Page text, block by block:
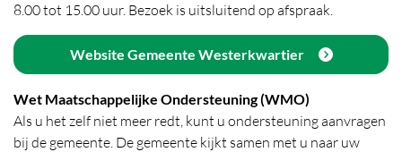
8.00 tot 15.00 uur. Bezoek is uitsluitend op afspraak.
Website Gemeente Westerkwartier
Wet Maatschappelijke Ondersteuning (WMO)
Als u het zelf niet meer redt, kunt u ondersteuning aanvragen
bij de gemeente. De gemeente kijkt samen met u naar uw